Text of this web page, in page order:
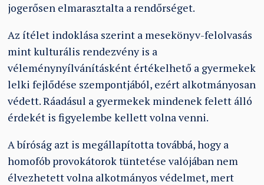
jogerősen elmarasztalta a rendőrséget.
Az ítélet indoklása szerint a mesekönyv-felolvasás
mint kulturális rendezvény is a
véleménynyílvánításként értékelhető a gyermekek
lelki fejlődése szempontjából, ezért alkotmányosan
védett. Ráadásul a gyermekek mindenek felett álló
érdekét is figyelembe kellett volna venni.
A bíróság azt is megállapította továbbá, hogy a
homofób provokátorok tüntetése valójában nem
élvezhetett volna alkotmányos védelmet, mert